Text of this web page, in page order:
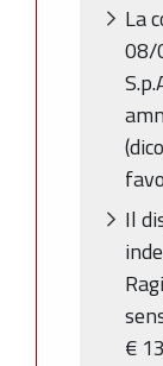
La
08/
Il
€